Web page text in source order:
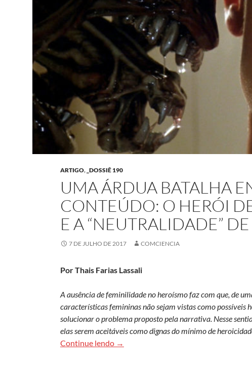
ARTIGO, _DOSSIÊ 190
UMA ÁRDUA BATALHA
CONTEÚDO: O HERÓI
E A “NEUTRALIDADE”
7 DE JULHO DE 2017 COMCIENCIA
Por Thais Farias Lassali
A ausência de feminilidade no heroísmo faz com que, de
características femininas não sejam vistas como possíveis
solucionar o problema proposto pela narrativa. Nesse
elas serem aceitáveis como dignas do mínimo de
Continue lendo
Uma árdua batalha entre forma e
→